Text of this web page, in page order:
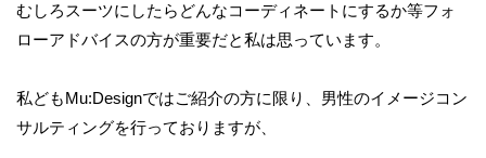
むしろスーツにしたらどんなコーディネートにするか等フォ
ローアドバイスの方が重要だと私は思っています。
私どもMu:Designではご紹介の方に限り、男性のイメージコン
サルティングを行っておりますが、